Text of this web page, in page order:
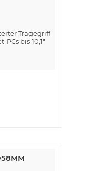
Tragegriff
bis 10,1"
Rucksack